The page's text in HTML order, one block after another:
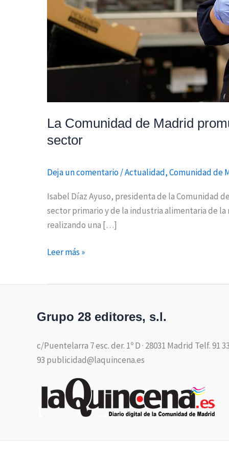
La Comunidad de Madrid
sector
Deja un comentario/Actualidad,Comunidad de
Isabel Díaz Ayuso, presidenta de la Comunidad
sector primario y de la industria alimentaria de la
realizando una […]
Leer más »
Grupo 28 editores, s.l.
c/Puentelarra 7 esc. der. 1º D · 28031 Madrid Telf. 91
93 publicidad@laquincena.es